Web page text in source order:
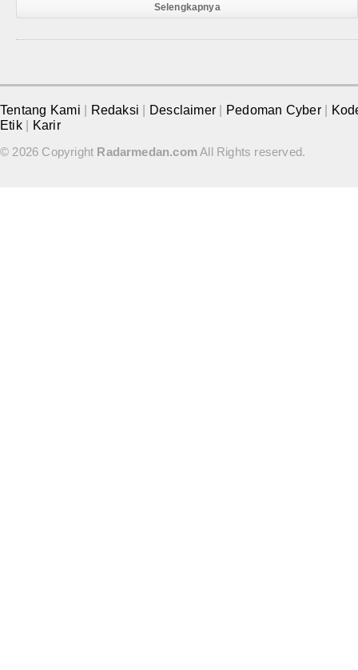
Selengkapnya
Tentang Kami Redaksi Desclaimer Pedoman Cyber
Etik
Karir
© 2026 Copyright Radarmedan.comAll Rights reserved.